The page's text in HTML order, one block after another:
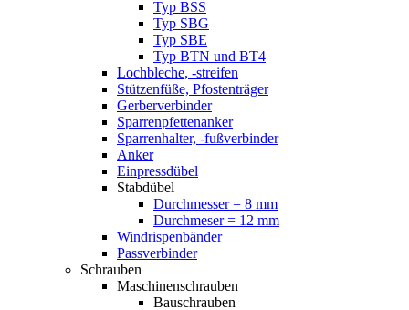
Typ BSS
Typ SBG
Typ SBE
Typ BTN und BT4
Lochbleche, -streifen
Stützenfüße, Pfostenträger
Gerberverbinder
Sparrenpfettenanker
Sparrenhalter, -fußverbinder
Anker
Einpressdübel
Stabdübel
Durchmesser = 8 mm
Durchmeser = 12 mm
Windrispenbänder
Passverbinder
Schrauben
Maschinenschrauben
Bauschrauben